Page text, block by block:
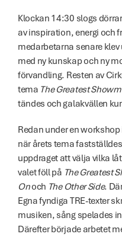
Klockan 14:30 slogs
av inspiration, energi och
medarbetarna senare
med ny kunskap och ny
förvandling. Resten av
tema The Greatest
tändes och galakvällen
Redan under en
när årets tema
uppdraget att välja vilka
valet föll på The Greatest
On och The Other Side.
Egna fyndiga TRE-texter
musiken, sång spelades
Därefter började arbetet